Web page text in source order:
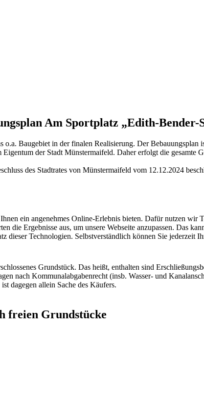
Am Sportplatz „Edith-Bender-
o.a. Baugebiet in der finalen Realisierung. Der
der Stadt Münstermaifeld. Daher erfolgt die gesamte
des Stadtrates von Münstermaifeld vom 12.12.2024
Grundstück. Das heißt, enthalten sind
nach Kommunalabgabenrecht (insb. Wasser- und
dagegen allein Sache des Käufers.
freien Grundstücke
ein angenehmes Online-Erlebnis bieten. Dafür nutzen
die Ergebnisse aus, um unsere Webseite anzupassen. Das
dieser Technologien. Selbstverständlich können Sie jederzeit